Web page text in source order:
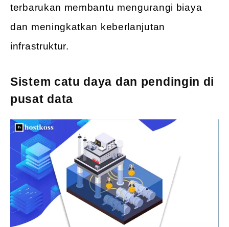
terbarukan membantu mengurangi biaya
dan meningkatkan keberlanjutan
infrastruktur.
Sistem catu daya dan pendingin di
pusat data